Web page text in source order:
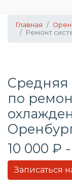
Главная
Ремонт
Средняя
по
10 000 ₽
Записаться